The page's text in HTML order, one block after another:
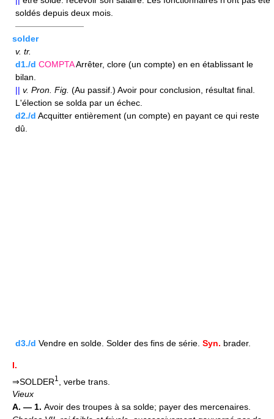
soldés depuis deux mois.
————————
solder
v. tr.
d1./d COMPTAArrêter, clore (un compte) en en établissant le
bilan.
|| v. Pron. Fig. (Au passif.) Avoir pour conclusion, résultat final.
L'élection se solda par un échec.
d2./d Acquitter entièrement (un compte) en payant ce qui reste
dû.
d3./d Vendre en solde. Solder des fins de série. Syn. brader.
I.
⇒SOLDER1
, verbe trans.
Vieux
A. — 1. Avoir des troupes à sa solde; payer des mercenaires.